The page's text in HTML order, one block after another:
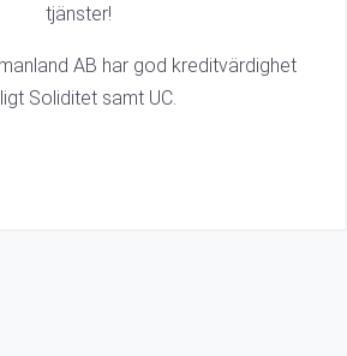
tjänster!
AB har god kreditvärdighet
Soliditet samt UC.